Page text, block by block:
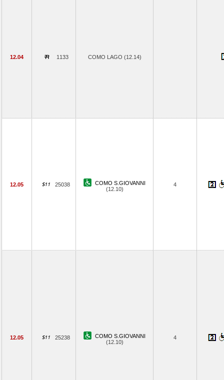
12.04 1133 COMO LAGO (12.14)
12.05 25038
COMO S.GIOVANNI
(12.10)
4
12.05 25238
COMO S.GIOVANNI
(12.10)
4